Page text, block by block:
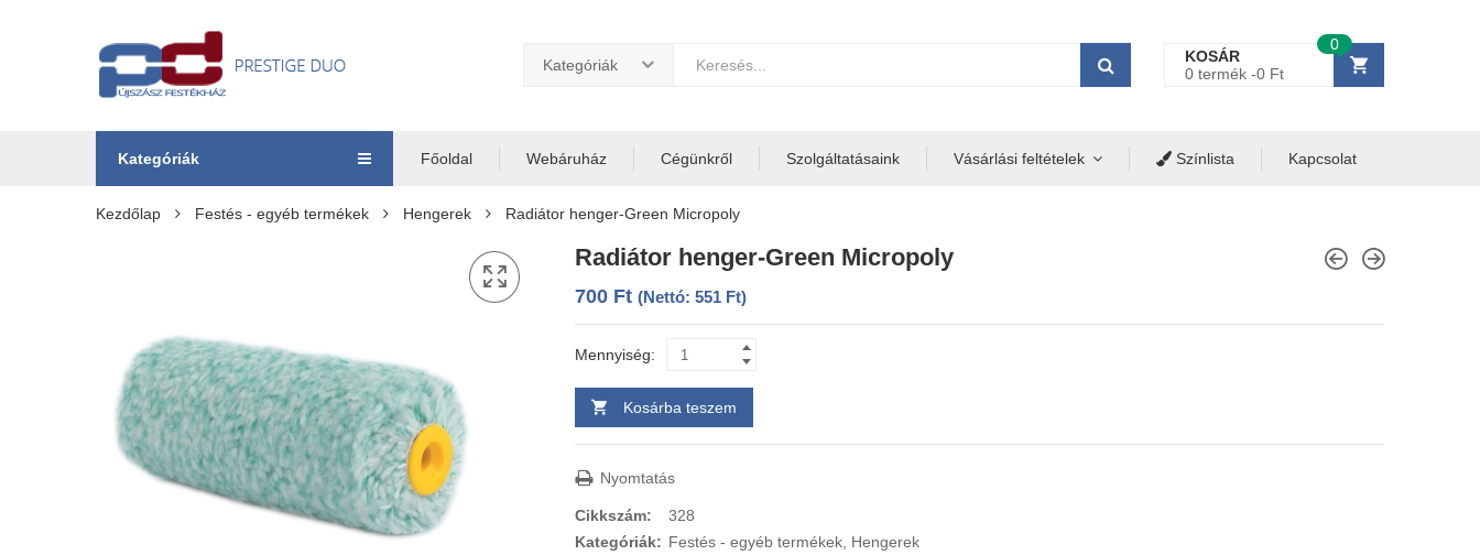
Kategóriák
KOSÁR
0 termék -0 Ft
0
Kategóriák Főoldal Webáruház Cégünkről Szolgáltatásaink Vásárlási feltételek Színlista Kapcsolat
Kezdőlap Festés - egyéb termékek Hengerek Radiátor henger-Green Micropoly
Radiátor henger-Green Micropoly
700 Ft (Nettó: 551 Ft)
Mennyiség:
Kosárba teszem
Nyomtatás
Cikkszám:
328
Kategóriák: Festés - egyéb termékek, Hengerek